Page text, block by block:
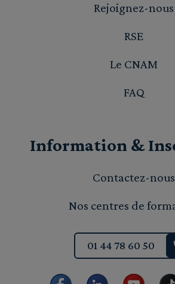
Rejoignez-nous
RSE
Le CNAM
FAQ
Information &
Contactez-nous
Nos centres de
01 44 78 60 50